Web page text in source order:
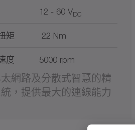
12 - 60 VDC
矩 22 Nm
度 5000 rpm
網路及分散式智慧的精
，提供最大的連線能力